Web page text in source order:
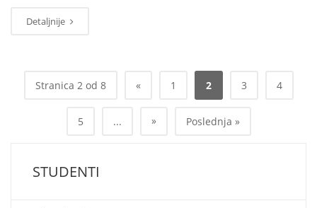
Detaljnije
Stranica 2 od 8 « 1 2 3 4
5 ... » Poslednja »
STUDENTI